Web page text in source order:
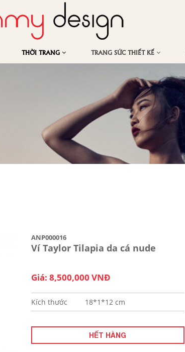
THỜI TRANG TRANG SỨC THIẾT KẾ
ANP000016
Ví Taylor Tilapia da cá nude
Giá: 8,500,000 VNĐ
Kích thước 18*1*12 cm
HẾT HÀNG